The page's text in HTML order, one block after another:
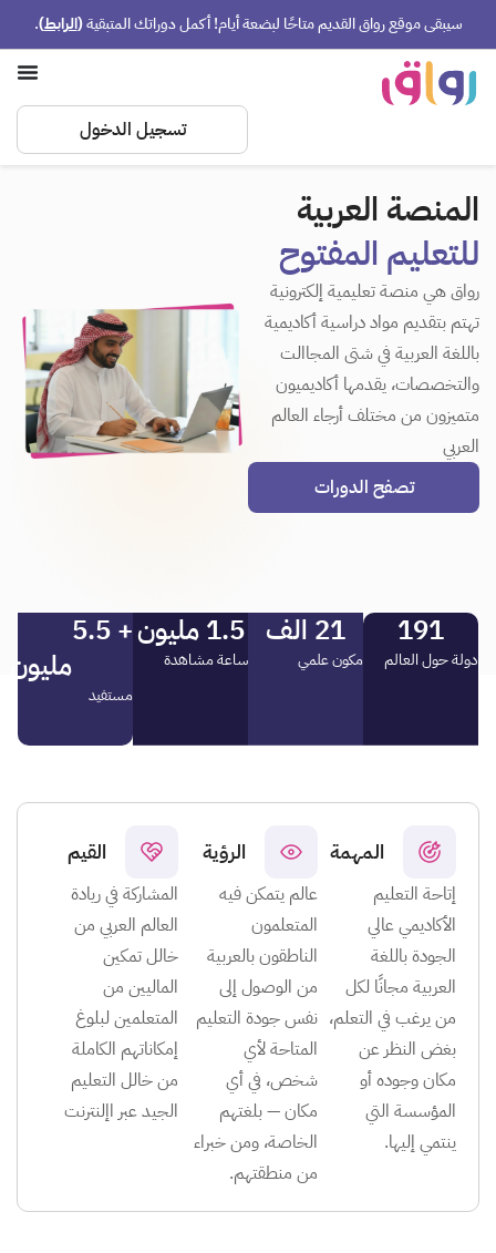
سيبقى موقع رواق القديم متاحًا لبضعة أيام! أكمل دوراتك المتبقية(الرابط)
.
تسجيل الدخول
المنصة العربية
للتعليم المفتوح
رواق هي منصة تعليمية إلكترونية
تهتم بتقديم مواد دراسية أكاديمية
باللغة العربية في شتى المجاالت
والتخصصات، يقدمها أكاديميون
متميزون من مختلف أرجاء العالم
العربي
تصفح الدورات
191
دولة حول العالم
21
مكون علمي
1.5 مليون
ساعة مشاهدة
+
5.5
مليون
مستفيد
المهمة
إتاحة التعليم
الأكاديمي عالي
الجودة باللغة
العربية مجانًا لكل
من يرغب في التعلم،
بغض النظر عن
مكان وجوده أو
المؤسسة التي
ينتمي إليها.
الرؤية
عالم يتمكن فيه
المتعلمون
الناطقون بالعربية
من الوصول إلى
نفس جودة التعليم
المتاحة لأي
شخص، في أي
مكان — بلغتهم
الخاصة، ومن خبراء
من منطقتهم.
القيم
المشاركة في ريادة
العالم العربي من
خالل تمكين
الماليين من
المتعلمين لبلوغ
إمكاناتهم الكاملة
من خالل التعليم
الجيد عبر اإلنترنت